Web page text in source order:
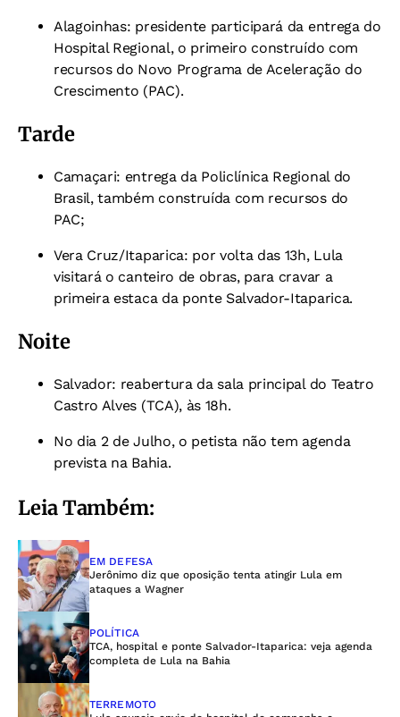
Alagoinhas: presidente participará da entrega do
Hospital Regional, o primeiro construído com
recursos do Novo Programa de Aceleração do
Crescimento (PAC).
Tarde
Camaçari: entrega da Policlínica Regional do
Brasil, também construída com recursos do
PAC;
Vera Cruz/Itaparica: por volta das 13h, Lula
visitará o canteiro de obras, para cravar a
primeira estaca da ponte Salvador-Itaparica.
Noite
Salvador: reabertura da sala principal do Teatro
Castro Alves (TCA), às 18h.
No dia 2 de Julho, o petista não tem agenda
prevista na Bahia.
Leia Também:
EM DEFESA
Jerônimo diz que oposição tenta atingir Lula em
ataques a Wagner
POLÍTICA
TCA, hospital e ponte Salvador-Itaparica: veja agenda
completa de Lula na Bahia
TERREMOTO